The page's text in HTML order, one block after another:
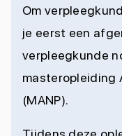
Om
je eerst een
verpleegkunde
masteropleiding
(MANP).